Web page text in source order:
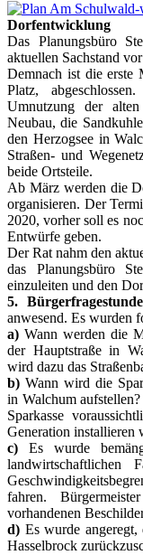
Dorfentwicklung
Das Planungsbüro
aktuellen Sachstand
Demnach ist die erste
Platz,
Umnutzung der
Neubau, die
den Herzogsee in
Straßen- und
beide Ortsteile.
Ab März werden die
organisieren. Der
2020, vorher soll es
Entwürfe geben.
Der Rat nahm den
das Planungsbüro
einzuleiten und den
5.
anwesend. Es wurden
a) Wann werden die
der Hauptstraße in
wird dazu das
b) Wann wird die
in Walchum
Sparkasse
Generation installieren
c) Es wurde
landwirtschaftlichen
fahren.
vorhandenen
d) Es wurde
Hasselbrock